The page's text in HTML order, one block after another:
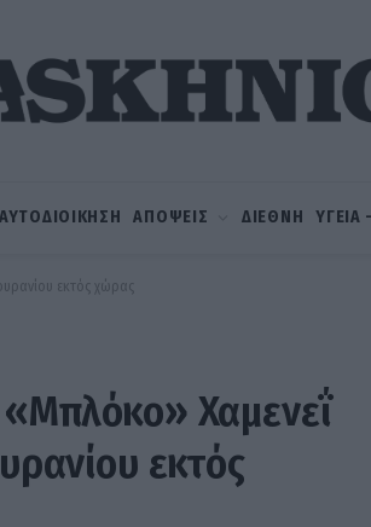
ΑΥΤΟΔΙΟΙΚΗΣΗ ΑΠΟΨΕΙΣ ΔΙΕΘΝΗ ΥΓΕΙΑ
εκτός χώρας
«Μπλόκο» Χαμενεΐ
εκτός